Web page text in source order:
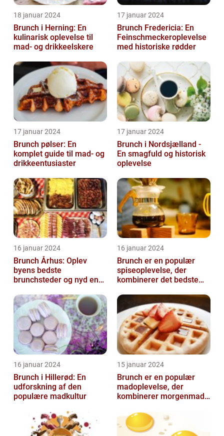
18 januar 2024
Brunch i Herning: En
kulinarisk oplevelse til
mad- og drikkeelskere
17 januar 2024
Brunch Fredericia: En
Feinschmeckeroplevelse
med historiske rødder
17 januar 2024
Brunch pølser: En
komplet guide til mad- og
drikkeentusiaster
17 januar 2024
Brunch i Nordsjælland -
En smagfuld og historisk
oplevelse
16 januar 2024
Brunch Århus: Oplev
byens bedste
brunchsteder og nyd en
madoplevelse
16 januar 2024
Brunch er en populær
spiseoplevelse, der
kombinerer det bedste
frokost
16 januar 2024
Brunch i Hillerød: En
udforskning af den
populære madkultur
15 januar 2024
Brunch er en populær
madoplevelse, der
kombinerer morgenmad
afslappet og hygg...